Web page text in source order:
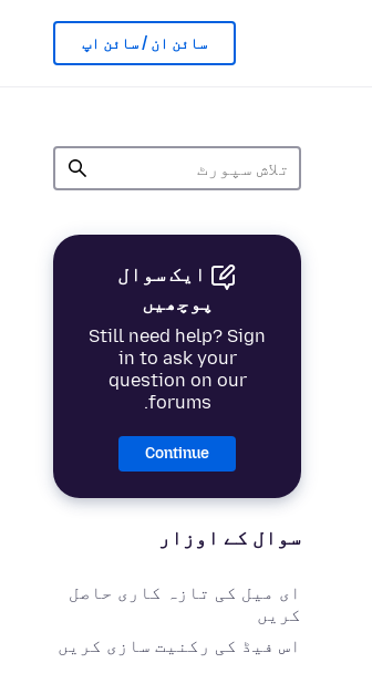
سائن ان / سائن اپ
ایک سوال
پوچھیں
Still need help? Sign
in to ask your
question on our
forums.
Continue
سوال کے اوزار
ای میل کی تازہ کاری حاصل
کریں
اس فیڈ کی رکنیت سازی کریں